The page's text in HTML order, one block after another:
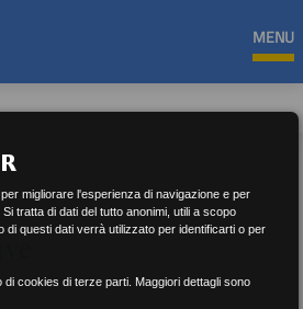
MENU
migliorare l'esperienza di navigazione e per
tratta di dati del tutto anonimi, utili a scopo
di questi dati verrà utilizzato per identificarti o per
cookies di terze parti. Maggiori dettagli sono